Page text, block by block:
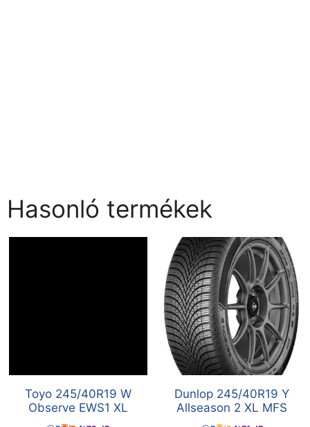
Hasonló termékek
Toyo 245/40R19 W
Observe EWS1 XL
Dunlop 245/40R19 Y
Allseason 2 XL MFS